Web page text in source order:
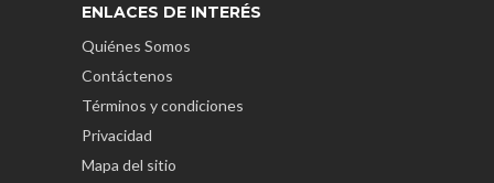
ENLACES DE INTERÉS
Quiénes Somos
Contáctenos
Términos y condiciones
Privacidad
Mapa del sitio